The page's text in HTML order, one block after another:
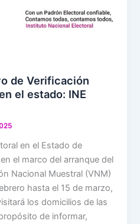
de Verificación
el estado: INE
en el Estado de
el marco del arranque del
Nacional Muestral (VNM)
hasta el 15 de marzo,
los domicilios de las
de informar,